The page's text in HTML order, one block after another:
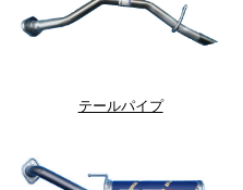
テールパイプ